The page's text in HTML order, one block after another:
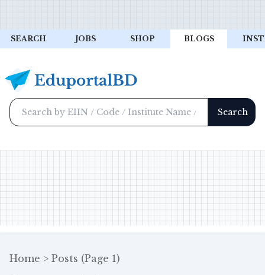
SEARCH JOBS SHOP BLOGS
Home Posts (page 1)